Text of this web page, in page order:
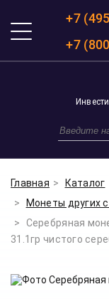
+7
+7
Главная Каталог
Монеты других
Серебряная
31.1гр чистого